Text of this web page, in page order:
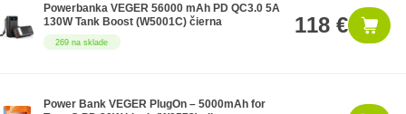
269 na sklade
Powerbanka VEGER 56000 mAh PD QC3.0 5A
130W Tank Boost (W5001C) čierna
118 €
Power Bank VEGER PlugOn – 5000mAh for